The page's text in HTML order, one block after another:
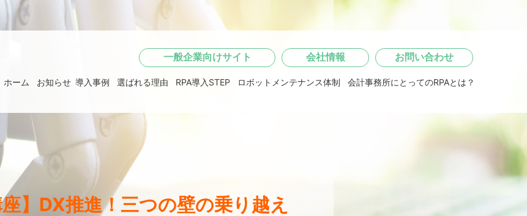
一般企業向けサイト 会社情報 お問い合わせ
ホーム お知らせ 導入事例 選ばれる理由 RPA導入STEP ロボットメンテナンス体制 会計事務所にとってのRPAとは？
】DX推進！三つの壁の乗り越え